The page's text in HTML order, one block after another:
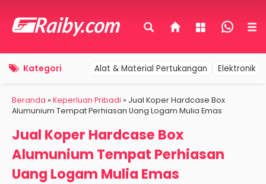
Kategori Alat & Material Pertukangan Elektronik
Beranda » Keperluan Pribadi » Jual Koper Hardcase Box
Alumunium Tempat Perhiasan Uang Logam Mulia Emas
Jual Koper Hardcase Box
Alumunium Tempat Perhiasan
Uang Logam Mulia Emas